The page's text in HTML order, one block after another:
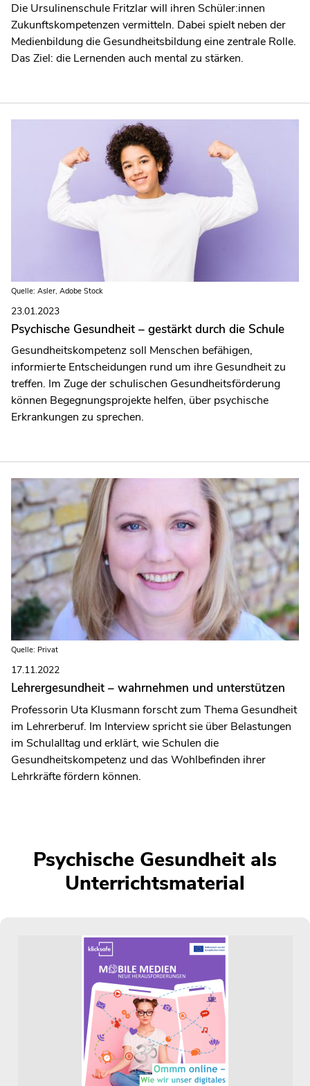
Die Ursulinenschule Fritzlar will ihren Schüler:innen
Zukunftskompetenzen vermitteln. Dabei spielt neben der
Medienbildung die Gesundheitsbildung eine zentrale Rolle.
Das Ziel: die Lernenden auch mental zu stärken.
Quelle: Asler, Adobe Stock
23.01.2023
Psychische Gesundheit – gestärkt durch die Schule
Gesundheitskompetenz soll Menschen befähigen,
informierte Entscheidungen rund um ihre Gesundheit zu
treffen. Im Zuge der schulischen Gesundheitsförderung
können Begegnungsprojekte helfen, über psychische
Erkrankungen zu sprechen.
Quelle: Privat
17.11.2022
Lehrergesundheit – wahrnehmen und unterstützen
Professorin Uta Klusmann forscht zum Thema Gesundheit
im Lehrerberuf. Im Interview spricht sie über Belastungen
im Schulalltag und erklärt, wie Schulen die
Gesundheitskompetenz und das Wohlbefinden ihrer
Lehrkräfte fördern können.
Psychische Gesundheit als
Unterrichtsmaterial